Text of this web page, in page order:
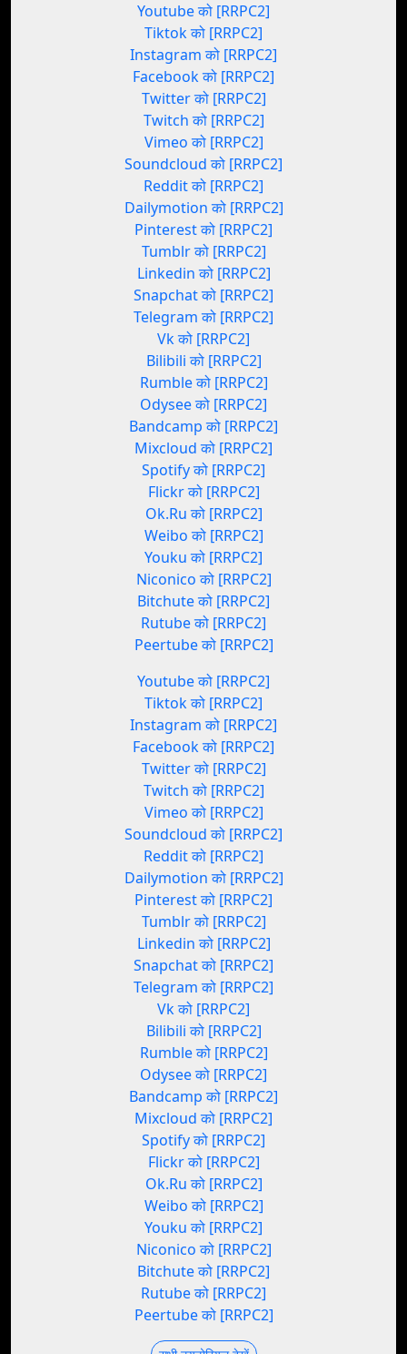
Youtube को [RRPC2]
Tiktok को [RRPC2]
Instagram को [RRPC2]
Facebook को [RRPC2]
Twitter को [RRPC2]
Twitch को [RRPC2]
Vimeo को [RRPC2]
Soundcloud को [RRPC2]
Reddit को [RRPC2]
Dailymotion को [RRPC2]
Pinterest को [RRPC2]
Tumblr को [RRPC2]
Linkedin को [RRPC2]
Snapchat को [RRPC2]
Telegram को [RRPC2]
Vk को [RRPC2]
Bilibili को [RRPC2]
Rumble को [RRPC2]
Odysee को [RRPC2]
Bandcamp को [RRPC2]
Mixcloud को [RRPC2]
Spotify को [RRPC2]
Flickr को [RRPC2]
Ok.Ru को [RRPC2]
Weibo को [RRPC2]
Youku को [RRPC2]
Niconico को [RRPC2]
Bitchute को [RRPC2]
Rutube को [RRPC2]
Peertube को [RRPC2]
Youtube को [RRPC2]
Tiktok को [RRPC2]
Instagram को [RRPC2]
Facebook को [RRPC2]
Twitter को [RRPC2]
Twitch को [RRPC2]
Vimeo को [RRPC2]
Soundcloud को [RRPC2]
Reddit को [RRPC2]
Dailymotion को [RRPC2]
Pinterest को [RRPC2]
Tumblr को [RRPC2]
Linkedin को [RRPC2]
Snapchat को [RRPC2]
Telegram को [RRPC2]
Vk को [RRPC2]
Bilibili को [RRPC2]
Rumble को [RRPC2]
Odysee को [RRPC2]
Bandcamp को [RRPC2]
Mixcloud को [RRPC2]
Spotify को [RRPC2]
Flickr को [RRPC2]
Ok.Ru को [RRPC2]
Weibo को [RRPC2]
Youku को [RRPC2]
Niconico को [RRPC2]
Bitchute को [RRPC2]
Rutube को [RRPC2]
Peertube को [RRPC2]